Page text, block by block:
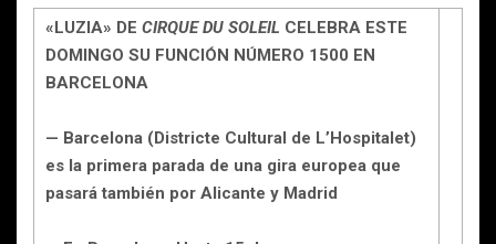
«LUZIA» DE CIRQUE DU SOLEIL CELEBRA ESTE
DOMINGO SU FUNCIÓN NÚMERO 1500 EN
BARCELONA
— Barcelona (Districte Cultural de L’Hospitalet)
es la primera parada de una gira europea que
pasará también por Alicante y Madrid